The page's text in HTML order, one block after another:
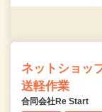
ネットショッ
送軽作業
合同会社Re Start